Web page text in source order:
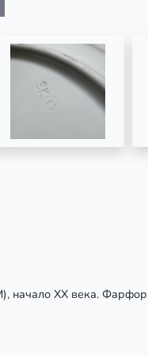
начало ХХ века.